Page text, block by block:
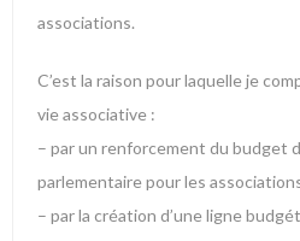
associations.
C’est la raison pour laquelle je
vie associative :
– par un renforcement du budget
parlementaire pour les
– par la création d’une ligne